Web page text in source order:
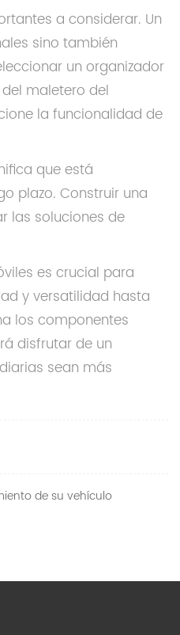
a considerar. Un
sino también
un organizador
maletero del
la funcionalidad de
que está
plazo. Construir una
las soluciones de
es crucial para
y versatilidad hasta
los componentes
disfrutar de un
sean más
de su vehículo